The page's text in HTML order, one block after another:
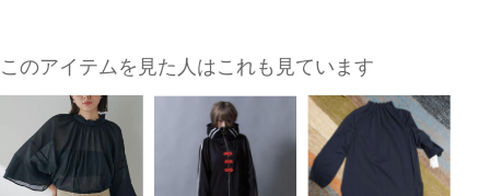
このアイテムを見た人はこれも見ています